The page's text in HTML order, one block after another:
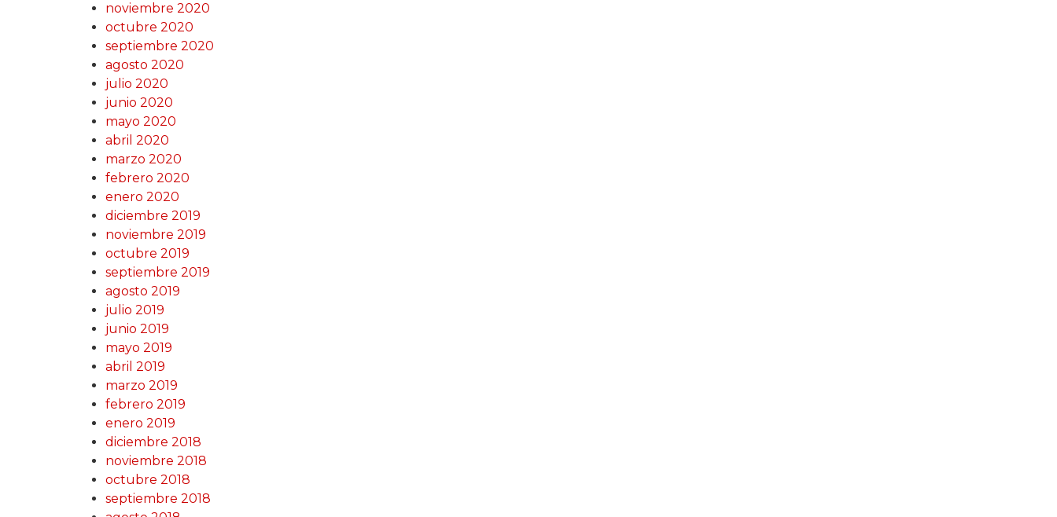
noviembre 2020
octubre 2020
septiembre 2020
agosto 2020
julio 2020
junio 2020
mayo 2020
abril 2020
marzo 2020
febrero 2020
enero 2020
diciembre 2019
noviembre 2019
octubre 2019
septiembre 2019
agosto 2019
julio 2019
junio 2019
mayo 2019
abril 2019
marzo 2019
febrero 2019
enero 2019
diciembre 2018
noviembre 2018
octubre 2018
septiembre 2018